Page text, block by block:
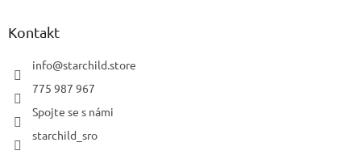
Kontakt
info@starchild.store
775 987 967
Spojte se s námi
starchild_sro